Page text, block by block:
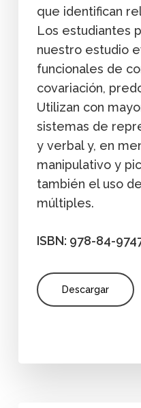
que identifican
Los estudiantes
nuestro estudio
funcionales de
covariación,
Utilizan con
sistemas de
y verbal y, en
manipulativo y
también el uso
múltiples.
ISBN: 978-84-
Descargar